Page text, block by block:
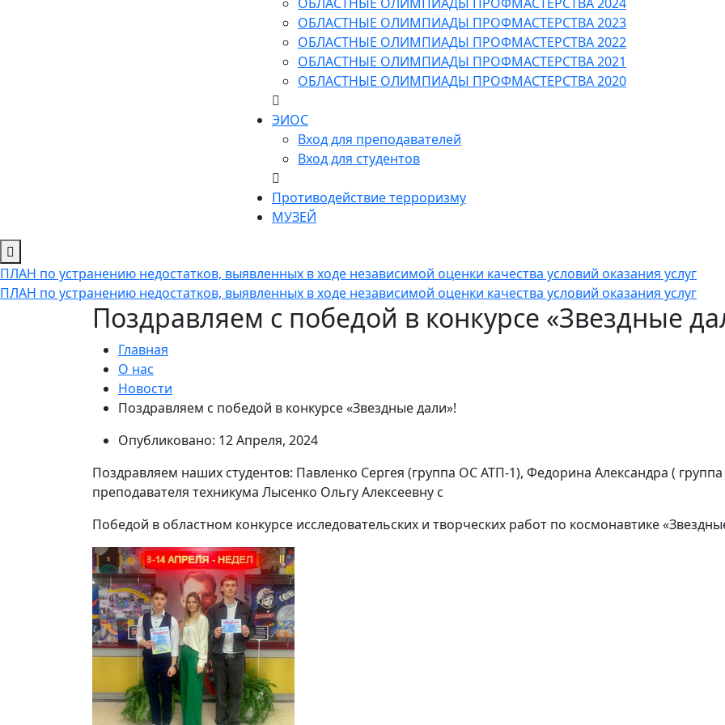
ОБЛАСТНЫЕ ОЛИМПИАДЫ ПРОФМАСТЕРСТВА 2023
ОБЛАСТНЫЕ ОЛИМПИАДЫ ПРОФМАСТЕРСТВА 2022
ОБЛАСТНЫЕ ОЛИМПИАДЫ ПРОФМАСТЕРСТВА 2021
ОБЛАСТНЫЕ ОЛИМПИАДЫ ПРОФМАСТЕРСТВА 2020
ЭИОС
Вход для преподавателей
Вход для студентов
Противодействие терроризму
МУЗЕЙ
ПЛАН по устранению недостатков, выявленных в ходе независимой оценки качества условий оказания услуг
ПЛАН по устранению недостатков, выявленных в ходе независимой оценки качества условий оказания услуг
Поздравляем с победой в конкурсе «Звездные
Главная
О нас
Новости
Поздравляем с победой в конкурсе «Звездные дали»!
Опубликовано: 12 Апреля, 2024
Поздравляем наших студентов: Павленко Сергея (группа ОС АТП-1), Федорина Александра (
преподавателя техникума Лысенко Ольгу Алексеевну с
Победой в областном конкурсе исследовательских и творческих работ по космонавтике